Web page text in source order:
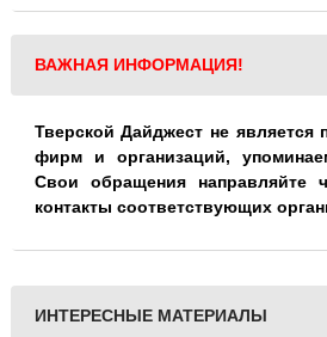
ВАЖНАЯ ИНФОРМАЦИЯ!
Тверской Дайджест не является
фирм и организаций,
Свои обращения направляйте
контакты соответствующих
ИНТЕРЕСНЫЕ МАТЕРИАЛЫ